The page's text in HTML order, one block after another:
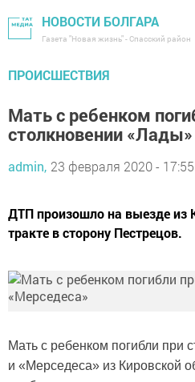
НОВОСТИ БОЛГАРА
Газета "Новая жизнь" - Спасский район
ПРОИСШЕСТВИЯ
Мать с ребенком
столкновении
admin, 23 февраля 2020 - 17:55
ДТП произошло на выезде
тракте в сторону Пестрецов.
Мать с ребенком погибли при
и «Мерседеса» из Кировской